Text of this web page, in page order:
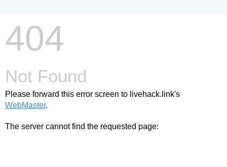
404
Not Found
Please forward this error screen to livehack.link's
WebMaster.
The server cannot find the requested page: